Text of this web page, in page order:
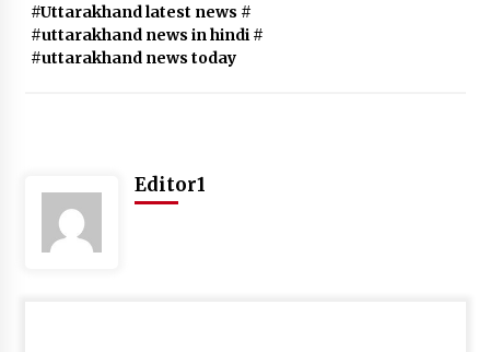
#Uttarakhand latest news #
#uttarakhand news in hindi#
#uttarakhand news today
Editor1